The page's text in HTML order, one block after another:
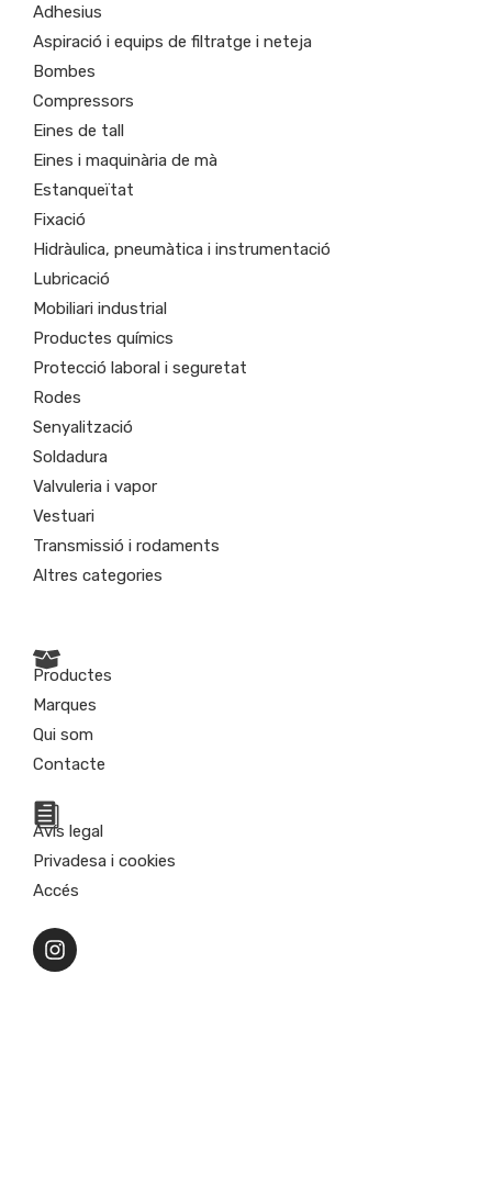
Adhesius
Aspiració i equips de filtratge i neteja
Bombes
Compressors
Eines de tall
Eines i maquinària de mà
Estanqueïtat
Fixació
Hidràulica, pneumàtica i instrumentació
Lubricació
Mobiliari industrial
Productes químics
Protecció laboral i seguretat
Rodes
Senyalització
Soldadura
Valvuleria i vapor
Vestuari
Transmissió i rodaments
Altres categories
Productes
Marques
Qui som
Contacte
Avís legal
Privadesa i cookies
Accés